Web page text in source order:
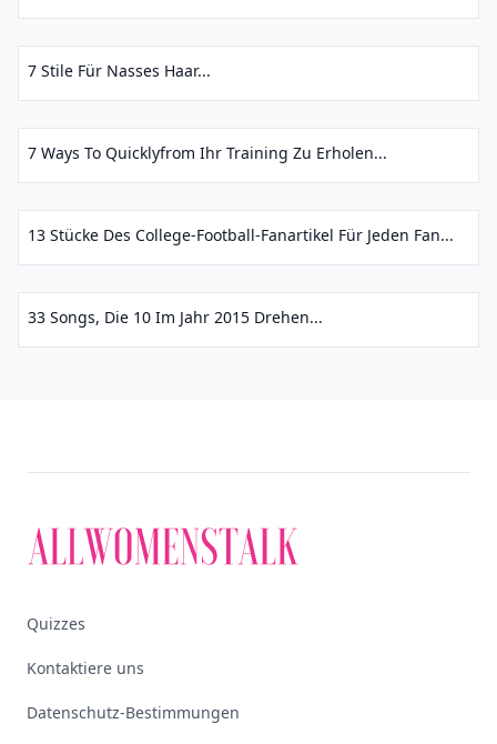
7 Stile Für Nasses Haar...
7 Ways To Quicklyfrom Ihr Training Zu Erholen...
13 Stücke Des College-Football-Fanartikel Für Jeden Fan...
33 Songs, Die 10 Im Jahr 2015 Drehen...
Quizzes
Kontaktiere uns
Datenschutz-Bestimmungen